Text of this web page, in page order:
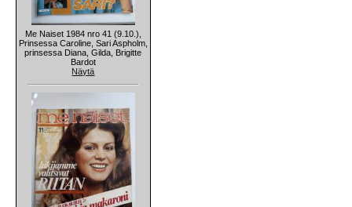
Me Naiset 1984 nro 41 (9.10.),
Prinsessa Caroline, Sari Aspholm,
prinsessa Diana, Gilda, Brigitte
Bardot
Näytä